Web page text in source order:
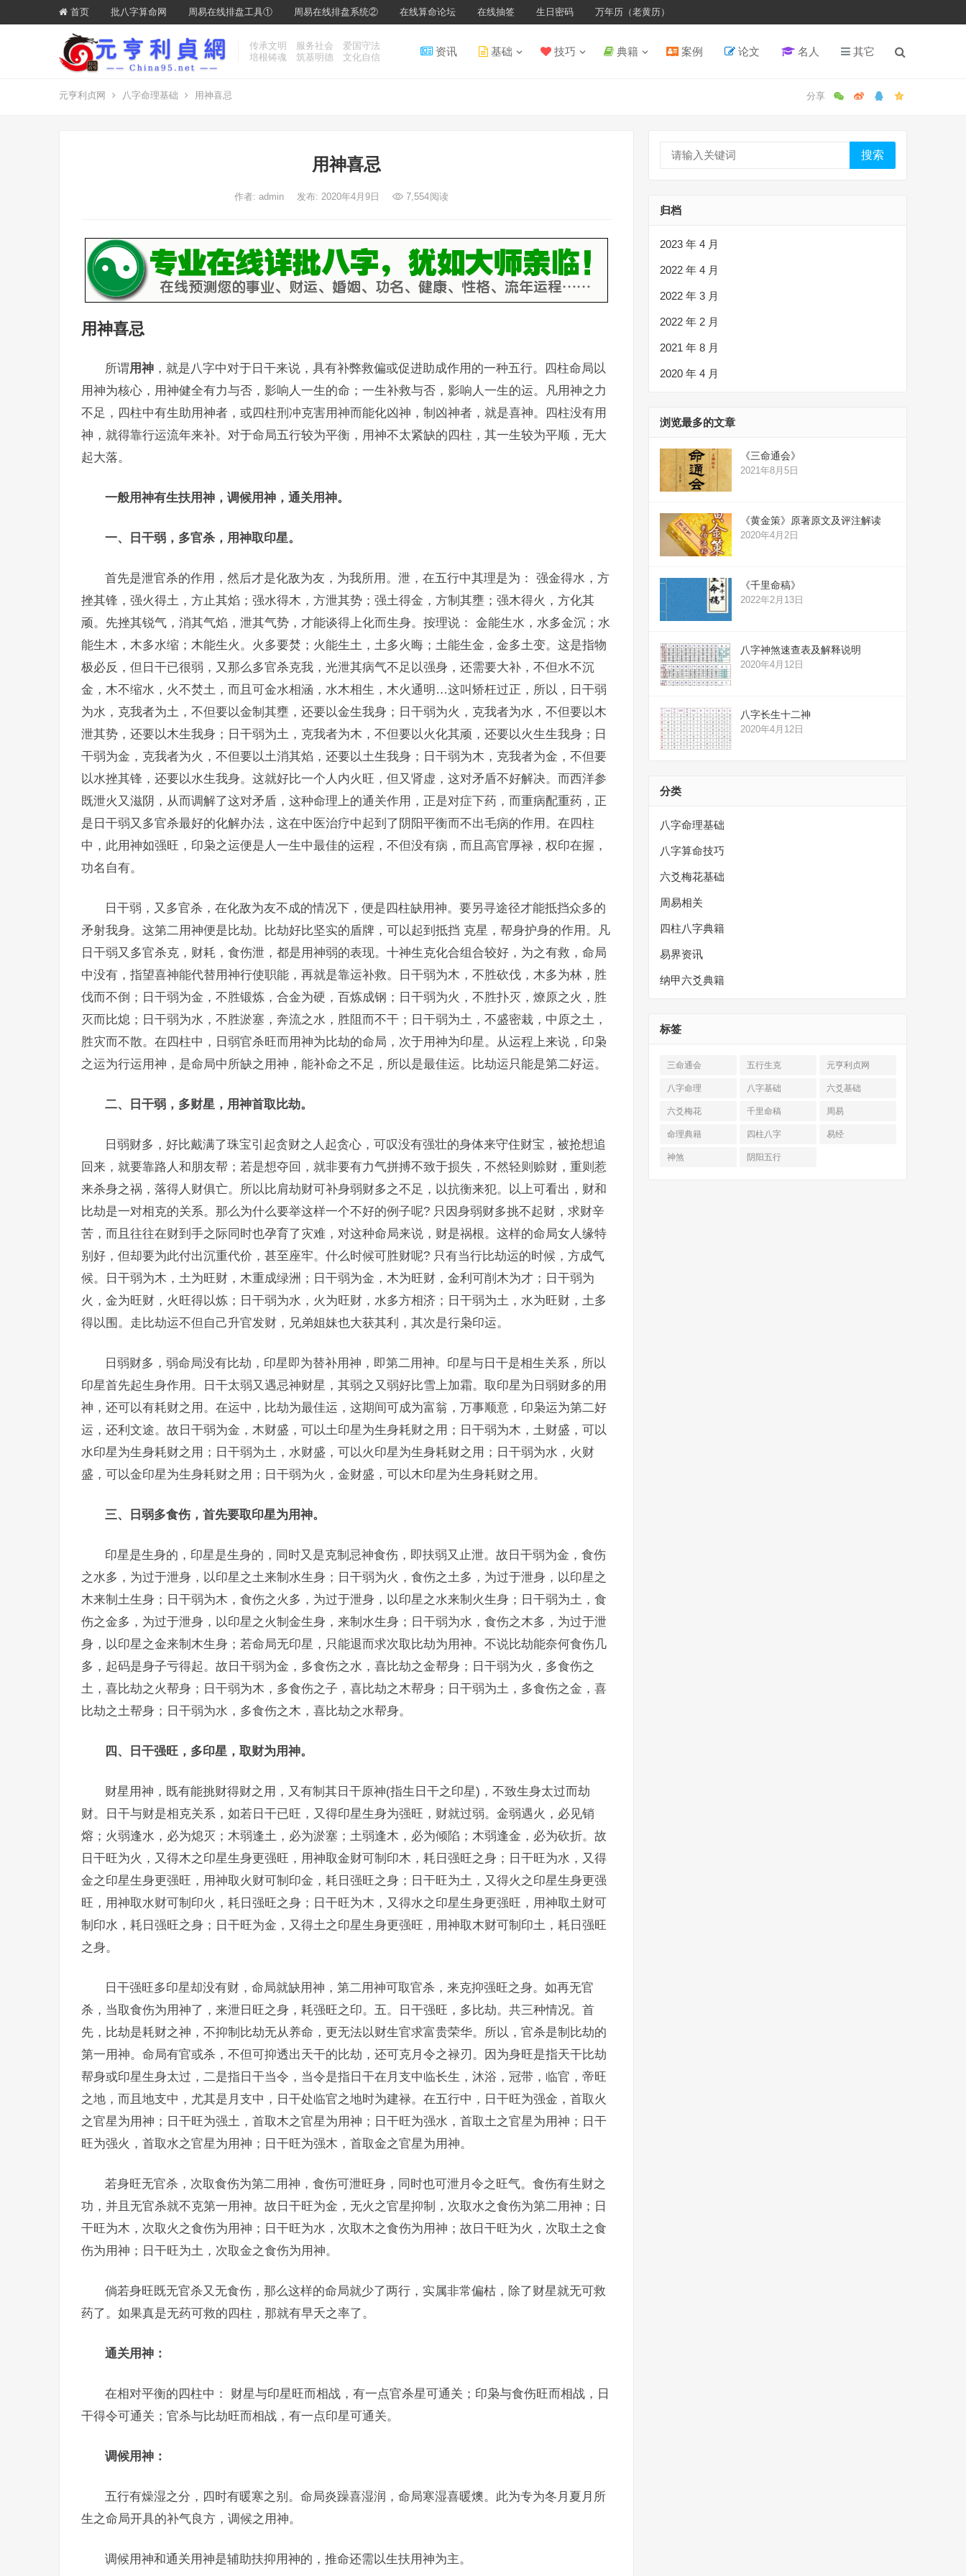
首页 批八字算命网 周易在线排盘工具① 周易在线排盘系统② 在线算命论坛 在线抽签 生日密码 万年历（老黄历）
传承文明 服务社会 爱国守法
培根铸魂 筑基明德 文化自信
资讯 基础 技巧 典籍 案例 论文 名人 其它
元亨利贞网 八字命理基础 用神喜忌
用神喜忌
作者: admin 发布: 2020年4月9日 7,554阅读
用神喜忌
所谓用神 ，就是八字中对于日干来说，具有补弊救偏或促进助成作用的一种五行。四柱命局以
用神为核心，用神健全有力与否，影响人一生的命；一生补救与否，影响人一生的运。凡用神之力
不足，四柱中有生助用神者，或四柱刑冲克害用神而能化凶神，制凶神者，就是喜神。四柱没有用
神，就得靠行运流年来补。对于命局五行较为平衡，用神不太紧缺的四柱，其一生较为平顺，无大
起大落。
一般用神有生扶用神，调候用神，通关用神。
一、日干弱，多官杀，用神取印星。
首先是泄官杀的作用，然后才是化敌为友，为我所用。泄，在五行中其理是为： 强金得水，方
挫其锋，强火得土，方止其焰；强水得木，方泄其势；强土得金，方制其壅；强木得火，方化其
顽。先挫其锐气，消其气焰，泄其气势，才能谈得上化而生身。按理说： 金能生水，水多金沉；水
能生木，木多水缩；木能生火。火多要焚；火能生土，土多火晦；土能生金，金多土变。这是指物
极必反，但日干已很弱，又那么多官杀克我，光泄其病气不足以强身，还需要大补，不但水不沉
金，木不缩水，火不焚土，而且可金水相涵，水木相生，木火通明…这叫矫枉过正，所以，日干弱
为水，克我者为土，不但要以金制其壅，还要以金生我身；日干弱为火，克我者为水，不但要以木
泄其势，还要以木生我身；日干弱为土，克我者为木，不但要以火化其顽，还要以火生生我身；日
干弱为金，克我者为火，不但要以土消其焰，还要以土生我身；日干弱为木，克我者为金，不但要
以水挫其锋，还要以水生我身。这就好比一个人内火旺，但又肾虚，这对矛盾不好解决。而西洋参
既泄火又滋阴，从而调解了这对矛盾，这种命理上的通关作用，正是对症下药，而重病配重药，正
是日干弱又多官杀最好的化解办法，这在中医治疗中起到了阴阳平衡而不出毛病的作用。在四柱
中，此用神如强旺，印枭之运便是人一生中最佳的运程，不但没有病，而且高官厚禄，权印在握，
功名自有。
日干弱，又多官杀，在化敌为友不成的情况下，便是四柱缺用神。要另寻途径才能抵挡众多的
矛射我身。这第二用神便是比劫。比劫好比坚实的盾牌，可以起到抵挡 克星，帮身护身的作用。凡
日干弱又多官杀克，财耗，食伤泄，都是用神弱的表现。十神生克化合组合较好，为之有救，命局
中没有，指望喜神能代替用神行使职能，再就是靠运补救。日干弱为木，不胜砍伐，木多为林，胜
伐而不倒；日干弱为金，不胜锻炼，合金为硬，百炼成钢；日干弱为火，不胜扑灭，燎原之火，胜
灭而比熄；日干弱为水，不胜淤塞，奔流之水，胜阻而不干；日干弱为土，不盛密栽，中原之土，
胜灾而不散。在四柱中，日弱官杀旺而用神为比劫的命局，次于用神为印星。从运程上来说，印枭
之运为行运用神，是命局中所缺之用神，能补命之不足，所以是最佳运。比劫运只能是第二好运。
二、日干弱，多财星，用神首取比劫。
日弱财多，好比戴满了珠宝引起贪财之人起贪心，可叹没有强壮的身体来守住财宝，被抢想追
回来，就要靠路人和朋友帮；若是想夺回，就非要有力气拼搏不致于损失，不然轻则赊财，重则惹
来杀身之祸，落得人财俱亡。所以比肩劫财可补身弱财多之不足，以抗衡来犯。以上可看出，财和
比劫是一对相克的关系。那么为什么要举这样一个不好的例子呢? 只因身弱财多挑不起财，求财辛
苦，而且往往在财到手之际同时也孕育了灾难，对这种命局来说，财是祸根。这样的命局女人缘特
别好，但却要为此付出沉重代价，甚至座牢。什么时候可胜财呢? 只有当行比劫运的时候，方成气
候。日干弱为木，土为旺财，木重成绿洲；日干弱为金，木为旺财，金利可削木为才；日干弱为
火，金为旺财，火旺得以炼；日干弱为水，火为旺财，水多方相济；日干弱为土，水为旺财，土多
得以围。走比劫运不但自己升官发财，兄弟姐妹也大获其利，其次是行枭印运。
日弱财多，弱命局没有比劫，印星即为替补用神，即第二用神。印星与日干是相生关系，所以
印星首先起生身作用。日干太弱又遇忌神财星，其弱之又弱好比雪上加霜。取印星为日弱财多的用
神，还可以有耗财之用。在运中，比劫为最佳运，这期间可成为富翁，万事顺意，印枭运为第二好
运，还利文途。故日干弱为金，木财盛，可以土印星为生身耗财之用；日干弱为木，土财盛，可以
水印星为生身耗财之用；日干弱为土，水财盛，可以火印星为生身耗财之用；日干弱为水，火财
盛，可以金印星为生身耗财之用；日干弱为火，金财盛，可以木印星为生身耗财之用。
三、日弱多食伤，首先要取印星为用神。
印星是生身的，印星是生身的，同时又是克制忌神食伤，即扶弱又止泄。故日干弱为金，食伤
之水多，为过于泄身，以印星之土来制水生身；日干弱为火，食伤之土多，为过于泄身，以印星之
木来制土生身；日干弱为木，食伤之火多，为过于泄身，以印星之水来制火生身；日干弱为土，食
伤之金多，为过于泄身，以印星之火制金生身，来制水生身；日干弱为水，食伤之木多，为过于泄
身，以印星之金来制木生身；若命局无印星，只能退而求次取比劫为用神。不说比劫能奈何食伤几
多，起码是身子亏得起。故日干弱为金，多食伤之水，喜比劫之金帮身；日干弱为火，多食伤之
土，喜比劫之火帮身；日干弱为木，多食伤之子，喜比劫之木帮身；日干弱为土，多食伤之金，喜
比劫之土帮身；日干弱为水，多食伤之木，喜比劫之水帮身。
四、日干强旺，多印星，取财为用神。
财星用神，既有能挑财得财之用，又有制其日干原神(指生日干之印星)，不致生身太过而劫
财。日干与财是相克关系，如若日干已旺，又得印星生身为强旺，财就过弱。金弱遇火，必见销
熔；火弱逢水，必为熄灭；木弱逢土，必为淤塞；土弱逢木，必为倾陷；木弱逢金，必为砍折。故
日干旺为火，又得木之印星生身更强旺，用神取金财可制印木，耗日强旺之身；日干旺为水，又得
金之印星生身更强旺，用神取火财可制印金，耗日强旺之身；日干旺为土，又得火之印星生身更强
旺，用神取水财可制印火，耗日强旺之身；日干旺为木，又得水之印星生身更强旺，用神取土财可
制印水，耗日强旺之身；日干旺为金，又得土之印星生身更强旺，用神取木财可制印土，耗日强旺
之身。
日干强旺多印星却没有财，命局就缺用神，第二用神可取官杀，来克抑强旺之身。如再无官
杀，当取食伤为用神了，来泄日旺之身，耗强旺之印。五。日干强旺，多比劫。共三种情况。首
先，比劫是耗财之神，不抑制比劫无从养命，更无法以财生官求富贵荣华。所以，官杀是制比劫的
第一用神。命局有官或杀，不但可抑透出天干的比劫，还可克月令之禄刃。因为身旺是指天干比劫
帮身或印星生身太过，二是指日干当令，当令是指日干在月支中临长生，沐浴，冠带，临官，帝旺
之地，而且地支中，尤其是月支中，日干处临官之地时为建禄。在五行中，日干旺为强金，首取火
之官星为用神；日干旺为强土，首取木之官星为用神；日干旺为强水，首取土之官星为用神；日干
旺为强火，首取水之官星为用神；日干旺为强木，首取金之官星为用神。
若身旺无官杀，次取食伤为第二用神，食伤可泄旺身，同时也可泄月令之旺气。食伤有生财之
功，并且无官杀就不克第一用神。故日干旺为金，无火之官星抑制，次取水之食伤为第二用神；日
干旺为木，次取火之食伤为用神；日干旺为水，次取木之食伤为用神；故日干旺为火，次取土之食
伤为用神；日干旺为土，次取金之食伤为用神。
倘若身旺既无官杀又无食伤，那么这样的命局就少了两行，实属非常偏枯，除了财星就无可救
药了。如果真是无药可救的四柱，那就有早夭之率了。
通关用神：
在相对平衡的四柱中： 财星与印星旺而相战，有一点官杀星可通关；印枭与食伤旺而相战，日
干得令可通关；官杀与比劫旺而相战，有一点印星可通关。
调候用神：
五行有燥湿之分，四时有暖寒之别。命局炎躁喜湿润，命局寒湿喜暖燠。此为专为冬月夏月所
生之命局开具的补气良方，调候之用神。
调候用神和通关用神是辅助扶抑用神的，推命还需以生扶用神为主。
搜索
归档
2023 年 4 月
2022 年 4 月
2022 年 3 月
2022 年 2 月
2021 年 8 月
2020 年 4 月
浏览最多的文章
《三命通会》
2021年8月5日
《黄金策》原著原文及评注解读
2020年4月2日
《千里命稿》
2022年2月13日
八字神煞速查表及解释说明
2020年4月12日
八字长生十二神
2020年4月12日
分类
八字命理基础
八字算命技巧
六爻梅花基础
周易相关
四柱八字典籍
易界资讯
纳甲六爻典籍
标签
三命通会 五行生克 元亨利贞网
八字命理 八字基础 六爻基础
六爻梅花 千里命稿 周易
命理典籍 四柱八字 易经
神煞 阴阳五行